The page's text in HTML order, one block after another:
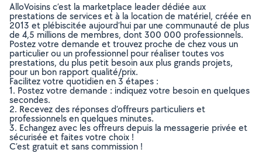
AlloVoisins c’est la marketplace leader dédiée aux
prestations de services et à la location de matériel, créée en
2013 et plébiscitée aujourd’hui par une communauté de plus
de 4,5 millions de membres, dont 300 000 professionnels.
Postez votre demande et trouvez proche de chez vous un
particulier ou un professionnel pour réaliser toutes vos
prestations, du plus petit besoin aux plus grands projets,
pour un bon rapport qualité/prix.
Facilitez votre quotidien en 3 étapes :
1. Postez votre demande : indiquez votre besoin en quelques
secondes.
2. Recevez des réponses d’offreurs particuliers et
professionnels en quelques minutes.
3. Echangez avec les offreurs depuis la messagerie privée et
sécurisée et faites votre choix !
C’est gratuit et sans commission !